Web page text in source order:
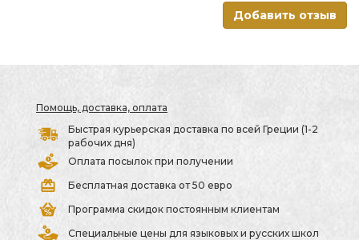
Добавить отзыв
Помощь, доставка, оплата
Быстрая курьерская доставка по всей Греции (1-2
рабочих дня)
Оплата посылок при получении
Бесплатная доставка от 50 евро
Программа скидок постоянным клиентам
Специальные цены для языковых и русских школ